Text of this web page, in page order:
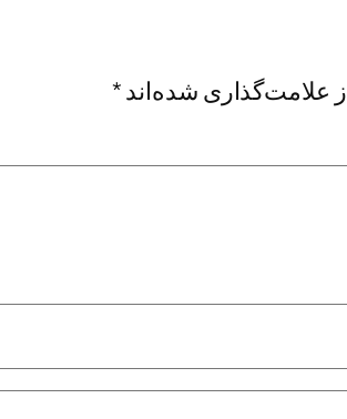
علامت‌گذاری شده‌اند*